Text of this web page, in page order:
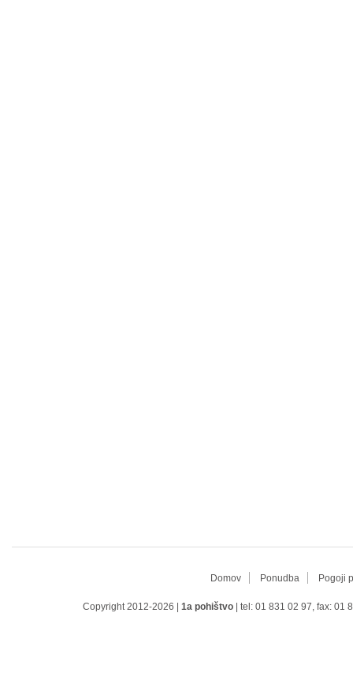
Domov Ponudba Pogoji
Copyright 2012-2026 | 1a pohištvo | tel: 01 831 02 97, fax: 01